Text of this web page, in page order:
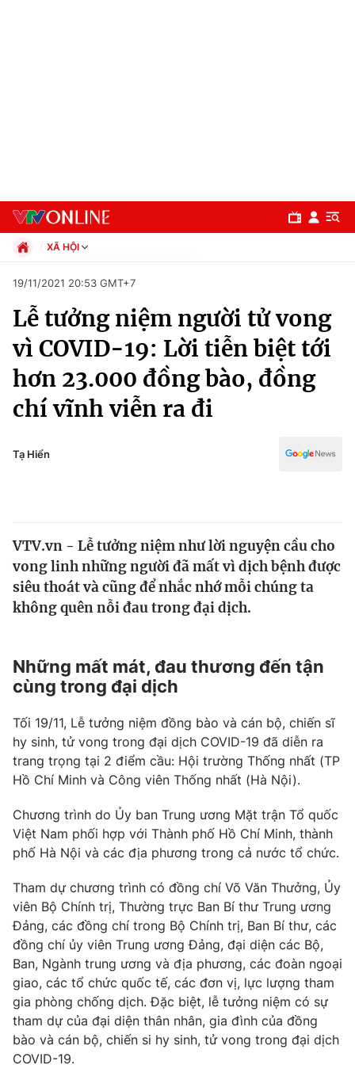
Chuyên mục
Chính trị
Xã hội
Pháp luật
Thế giới
Tin tức
Thế giới đó đây
Kinh tế
Góc doanh nghiệp
Truyền hình
Phim VTV
Hậu trường
Nhân vật
Khán giả
Giải sao mai
Giải trí
Điện ảnh
Sao
Đời sống
Du lịch
Làm đẹp
Giáo dục
Tuyển sinh
Học trực tuyến
Công nghệ
Hitech Công nghệ tương lai
Sản phẩm
Thị trường
Tư vấn
Giao lưu trực tuyến
Lịch phát sóng
Chuyên mục khác
Emagazine Podcast
XÃ HỘI
Xã hội
Pháp luật
Thể thao
Truyền hình
Văn hóa - Giải trí
Y tế
19/11/2021 20:53 GMT+7
Lễ tưởng niệm người tử vong
vì COVID-19: Lời tiễn biệt tới
hơn 23.000 đồng bào, đồng
chí vĩnh viễn ra đi
Tạ Hiển
VTV.vn - Lễ tưởng niệm như lời nguyện cầu cho
vong linh những người đã mất vì dịch bệnh được
siêu thoát và cũng để nhắc nhớ mỗi chúng ta
không quên nỗi đau trong đại dịch.
Những mất mát, đau thương đến tận
cùng trong đại dịch
Tối 19/11, Lễ tưởng niệm đồng bào và cán bộ, chiến sĩ
hy sinh, tử vong trong đại dịch COVID-19 đã diễn ra
trang trọng tại 2 điểm cầu: Hội trường Thống nhất (TP
Hồ Chí Minh và Công viên Thống nhất (Hà Nội).
Chương trình do Ủy ban Trung ương Mặt trận Tổ quốc
Việt Nam phối hợp với Thành phố Hồ Chí Minh, thành
phố Hà Nội và các địa phương trong cả nước tổ chức.
Tham dự chương trình có đồng chí Võ Văn Thưởng, Ủy
viên Bộ Chính trị, Thường trực Ban Bí thư Trung ương
Đảng, các đồng chí trong Bộ Chính trị, Ban Bí thư, các
đồng chí ủy viên Trung ương Đảng, đại diện các Bộ,
Ban, Ngành trung ương và địa phương, các đoàn ngoại
giao, các tổ chức quốc tế, các đơn vị, lực lượng tham
gia phòng chống dịch. Đặc biệt, lễ tưởng niệm có sự
tham dự của đại diện thân nhân, gia đình của đồng
bào và cán bộ, chiến si hy sinh, tử vong trong đại dịch
COVID-19.